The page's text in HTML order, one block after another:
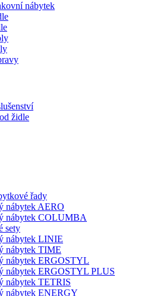
nábytek
židle
řady
nábytek AERO
nábytek COLUMBA
sety
nábytek LINIE
nábytek TIME
nábytek ERGOSTYL
nábytek ERGOSTYL PLUS
nábytek TETRIS
nábytek ENERGY